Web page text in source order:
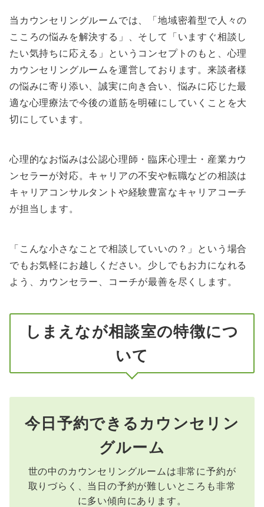
当カウンセリングルームでは、「地域密着型で人々の
こころの悩みを解決する」、そして「いますぐ相談し
たい気持ちに応える」というコンセプトのもと、心理
カウンセリングルームを運営しております。来談者様
の悩みに寄り添い、誠実に向き合い、悩みに応じた最
適な心理療法で今後の道筋を明確にしていくことを大
切にしています。
心理的なお悩みは公認心理師・臨床心理士・産業カウ
ンセラーが対応。キャリアの不安や転職などの相談は
キャリアコンサルタントや経験豊富なキャリアコーチ
が担当します。
「こんな小さなことで相談していいの？」という場合
でもお気軽にお越しください。少しでもお力になれる
よう、カウンセラー、コーチが最善を尽くします。
しまえなが相談室の特徴につ
いて
今日予約できるカウンセリン
グルーム
世の中のカウンセリングルームは非常に予約が
取りづらく、当日の予約が難しいところも非常
に多い傾向にあります。